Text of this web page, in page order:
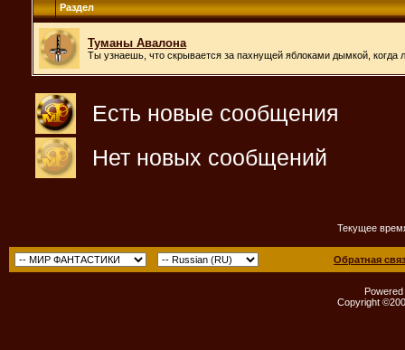
Раздел
Туманы Авалона
Ты узнаешь, что скрывается за пахнущей яблоками дымкой, когда
Есть новые сообщения
Нет новых сообщений
Текущее
Обратная
Copyright